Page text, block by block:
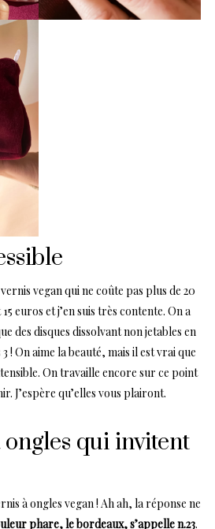
vegan qui ne coûte pas plus de 20
euros et j’en suis très contente. On a
des disques dissolvant non jetables en
! On aime la beauté, mais il est vrai que
On travaille encore sur ce point
J’espère qu’elles vous plairont.
ongles qui invitent
à ongles vegan ! Ah ah, la réponse ne
phare, le bordeaux, s’appelle n.23.